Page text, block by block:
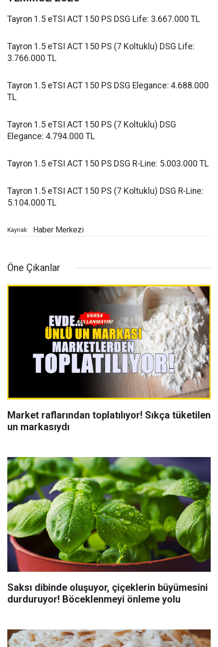
Tayron 1.5 eTSI ACT 150 PS DSG Life: 3.667.000 TL
Tayron 1.5 eTSI ACT 150 PS (7 Koltuklu) DSG Life:
3.766.000 TL
Tayron 1.5 eTSI ACT 150 PS DSG Elegance: 4.688.000
TL
Tayron 1.5 eTSI ACT 150 PS (7 Koltuklu) DSG
Elegance: 4.794.000 TL
Tayron 1.5 eTSI ACT 150 PS DSG R-Line: 5.003.000 TL
Tayron 1.5 eTSI ACT 150 PS (7 Koltuklu) DSG R-Line:
5.104.000 TL
Kaynak: Haber Merkezi
Öne Çıkanlar
Market raflarından toplatılıyor! Sıkça tüketilen
un markasıydı
Saksı dibinde oluşuyor, çiçeklerin büyümesini
durduruyor! Böceklenmeyi önleme yolu